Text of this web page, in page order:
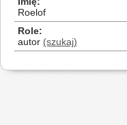
Roelof
Role
autor (szukaj)